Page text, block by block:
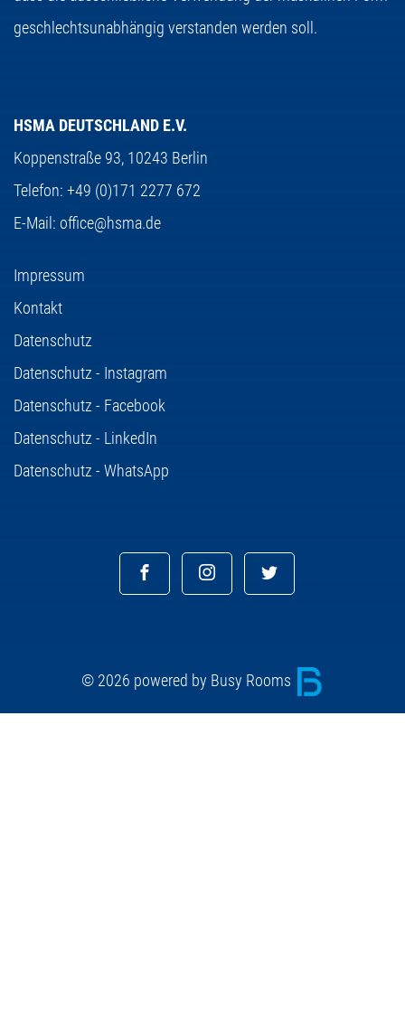
geschlechtsunabhängig verstanden werden soll.
HSMA DEUTSCHLAND E.V.
Koppenstraße 93, 10243 Berlin
Telefon: +49 (0)171 2277 672
E-Mail: office@hsma.de
Impressum
Kontakt
Datenschutz
Datenschutz - Instagram
Datenschutz - Facebook
Datenschutz - LinkedIn
Datenschutz - WhatsApp
© 2026 powered by Busy Rooms